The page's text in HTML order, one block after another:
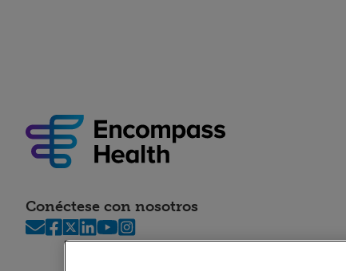
Conéctese con nosotros